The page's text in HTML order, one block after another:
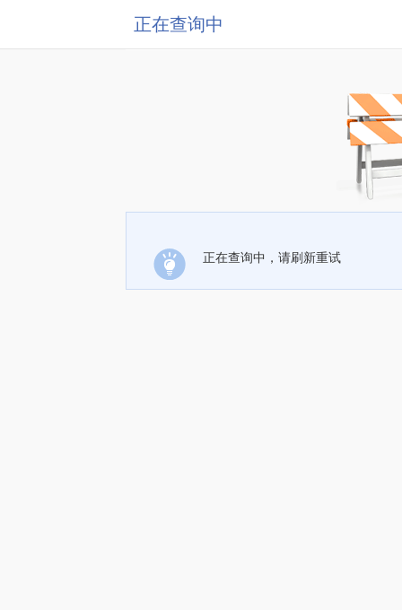
正在查询中
正在查询中，请刷新重试